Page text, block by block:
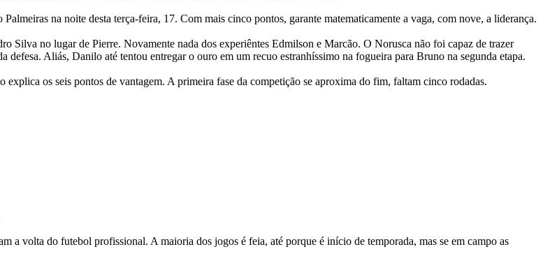
na noite desta terça-feira, 17. Com mais cinco pontos, garante matematicamente a vaga, com nove, a liderança.
Silva no lugar de Pierre. Novamente nada dos experiêntes Edmilson e Marcão. O Norusca não foi capaz de trazer
Aliás, Danilo até tentou entregar o ouro em um recuo estranhíssimo na fogueira para Bruno na segunda etapa.
os seis pontos de vantagem. A primeira fase da competição se aproxima do fim, faltam cinco rodadas.
a volta do futebol profissional. A maioria dos jogos é feia, até porque é início de temporada, mas se em campo as